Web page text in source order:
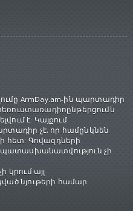
ArmDay.am-ին պարտադիր
է: Կայքում
չէ, որ համընկնեն
հետ: Գովազդների
չի
այլ
նյութերի համար: